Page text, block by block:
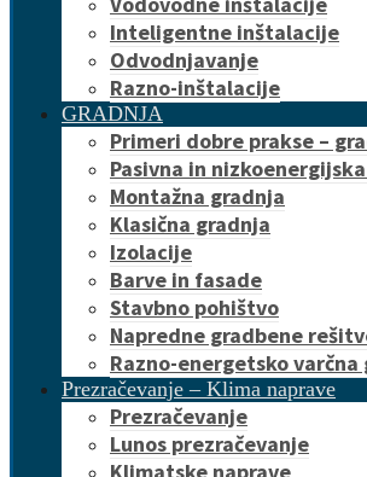
Inteligentne inštalacije
Odvodnjavanje
Razno-inštalacije
GRADNJA
Primeri dobre prakse –
Pasivna in
Montažna gradnja
Klasična gradnja
Izolacije
Barve in fasade
Stavbno pohištvo
Napredne gradbene
Razno-energetsko varčna
Prezračevanje – Klima naprave
Prezračevanje
Lunos prezračevanje